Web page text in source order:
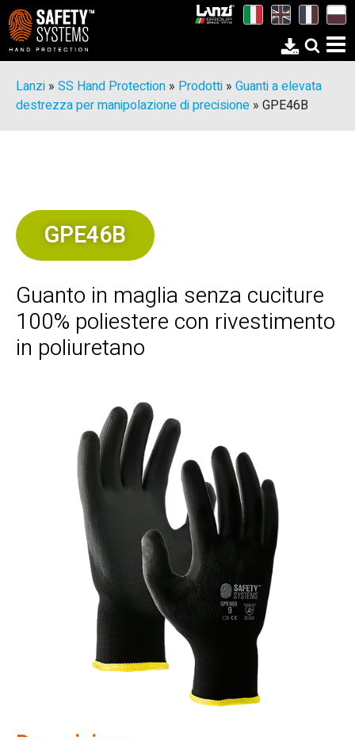
Lanzi » SS Hand Protection » Prodotti » Guanti a elevata
destrezza per manipolazione di precisione » GPE46B
GPE46B
Guanto in maglia senza cuciture
100% poliestere con rivestimento
in poliuretano